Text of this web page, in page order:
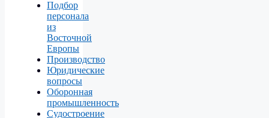
Подбор
персонала
из
Восточной
Европы
Производство
Юридические
вопросы
Оборонная
промышленность
Судостроение